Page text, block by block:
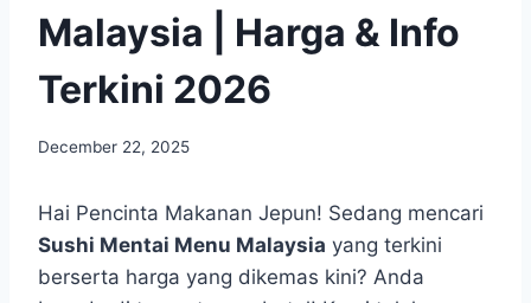
Malaysia | Harga & Info
Terkini 2026
December 22, 2025
Hai Pencinta Makanan Jepun! Sedang mencari
Sushi Mentai Menu Malaysia yang terkini
berserta harga yang dikemas kini? Anda